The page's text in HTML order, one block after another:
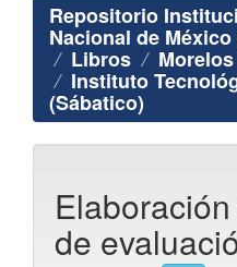
Repositorio
Nacional de México
Libros Morelos
Instituto
(Sábatico)
de